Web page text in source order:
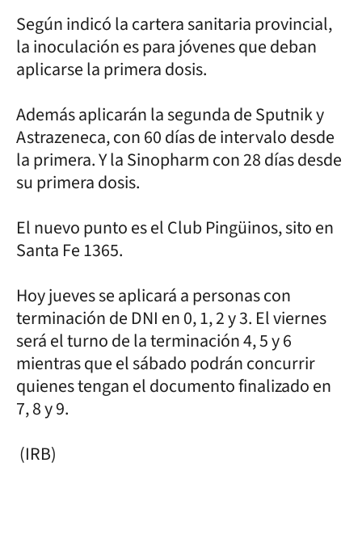
Según indicó la cartera sanitaria provincial,
la inoculación es para jóvenes que deban
aplicarse la primera dosis.
Además aplicarán la segunda de Sputnik y
Astrazeneca, con 60 días de intervalo desde
la primera. Y la Sinopharm con 28 días desde
su primera dosis.
El nuevo punto es el Club Pingüinos, sito en
Santa Fe 1365.
Hoy jueves se aplicará a personas con
terminación de DNI en 0, 1, 2 y 3. El viernes
será el turno de la terminación 4, 5 y 6
mientras que el sábado podrán concurrir
quienes tengan el documento finalizado en
7, 8 y 9.
(IRB)